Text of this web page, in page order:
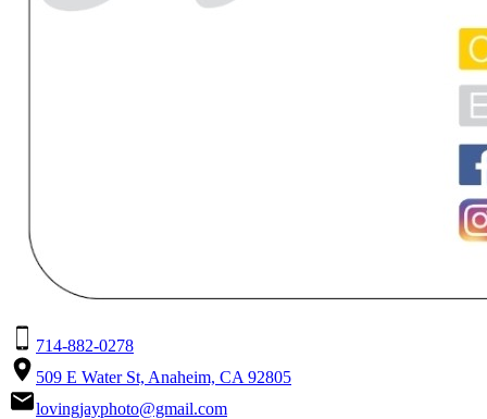
714-882-0278
509 E Water St, Anaheim, CA 92805
lovingjayphoto@gmail.com